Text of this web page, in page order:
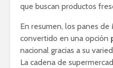
que buscan productos
En resumen, los panes de
convertido en una opción
nacional gracias a su
La cadena de